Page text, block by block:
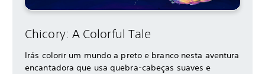
Chicory: A Colorful Tale
Irás colorir um mundo a preto e branco nesta aventura
encantadora que usa quebra-cabeças suaves e